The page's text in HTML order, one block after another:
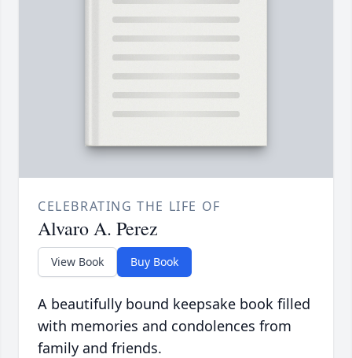
CELEBRATING THE LIFE OF
Alvaro A. Perez
View Book Buy Book
A beautifully bound keepsake book filled
with memories and condolences from
family and friends.